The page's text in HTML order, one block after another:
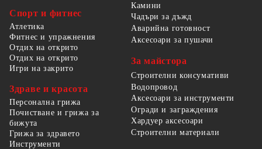
Спорт и фитнес
Атлетика
Фитнес и упражнения
Отдих на открито
Отдих на открито
Игри на закрито
Здраве и красота
Персонална грижа
Почистване и грижа за
бижута
Грижа за здравето
Камини
Чадъри за дъжд
Аварийна готовност
Аксесоари за пушачи
За майстора
Строителни консумативи
Водопровод
Аксесоари за инструменти
Огради и заграждения
Хардуер аксесоари
Строителни материали
Инструменти